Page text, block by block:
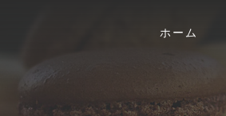
ホーム